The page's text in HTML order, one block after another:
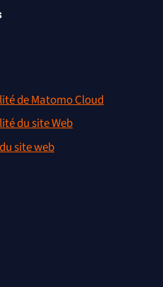
de Matomo Cloud
du site Web
site web